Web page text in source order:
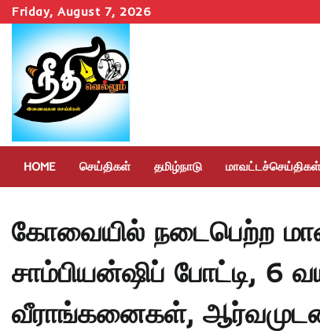
Skip
to
content
Friday, August 7, 2026
HOME செய்திகள் தமிழ்நாடு மாவட்டச்செய்திகள்
கோவையில் நடைபெற்ற
சாம்பியன்ஷிப் போட்டி, 6
வீராங்கனைகள்,